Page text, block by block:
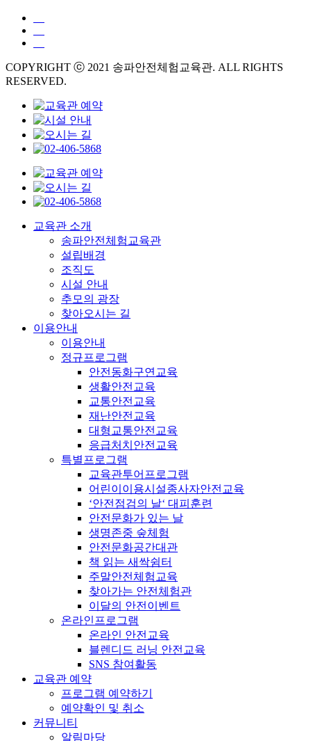
COPYRIGHT ⓒ 2021 송파안전체험교육관. ALL RIGHTS
RESERVED.
교육관 소개
송파안전체험교육관
설립배경
조직도
시설 안내
추모의 광장
찾아오시는 길
이용안내
이용안내
정규프로그램
안전동화구연교육
생활안전교육
교통안전교육
재난안전교육
대형교통안전교육
응급처치안전교육
특별프로그램
교육관투어프로그램
어린이이용시설종사자안전교육
‘안전점검의 날‘ 대피훈련
안전문화가 있는 날
생명존중 숲체험
안전문화공간대관
책 읽는 새싹쉼터
주말안전체험교육
찾아가는 안전체험관
이달의 안전이벤트
온라인프로그램
온라인 안전교육
블렌디드 러닝 안전교육
SNS 참여활동
교육관 예약
프로그램 예약하기
예약확인 및 취소
커뮤니티
알림마당